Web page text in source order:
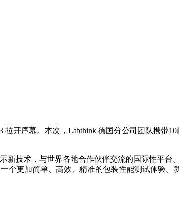
开序幕。本次，Labthink 德国分公司团队携带
新技术，与世界各地合作伙伴交流的国际性平台
更加简单、高效、精准的包装性能测试体验。